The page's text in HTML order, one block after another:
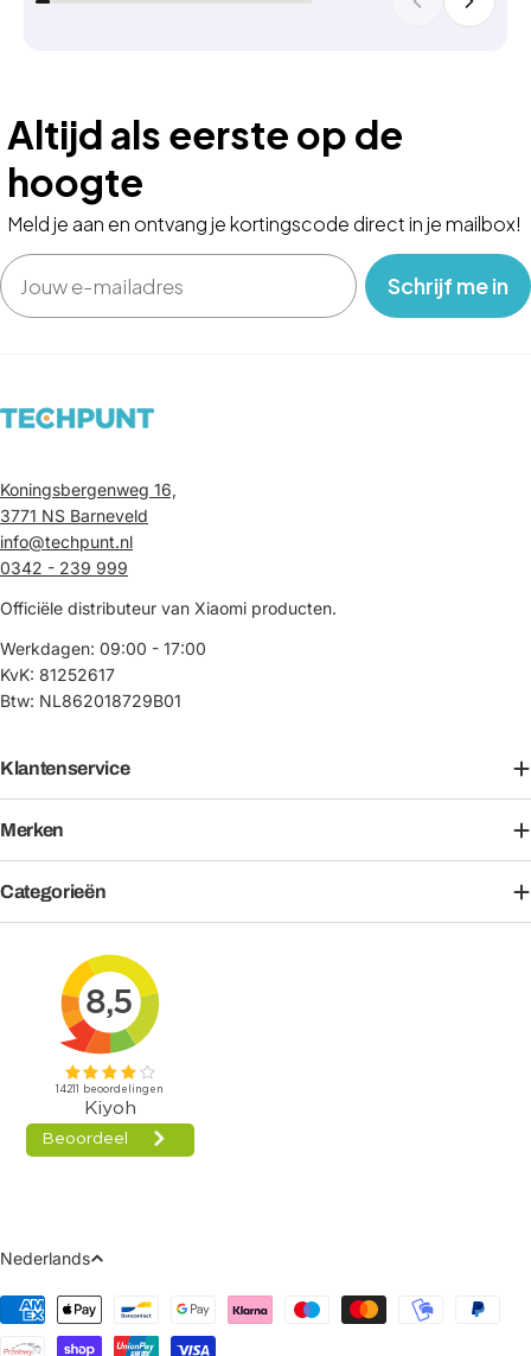
Altijd als eerste op de
hoogte
Meld je aan en ontvang je kortingscode direct in je mailbox!
Email
‎ ‎ ‎ Schrijf me in‎ ‎ ‎ ‎
Koningsbergenweg 16,
3771 NS Barneveld
info@techpunt.nl
0342 - 239 999
Officiële distributeur van Xiaomi producten.
Werkdagen: 09:00 - 17:00
KvK: 81252617
Btw: NL862018729B01
Klantenservice
Merken
Categorieën
Taal
Nederlands
Betaalmethoden